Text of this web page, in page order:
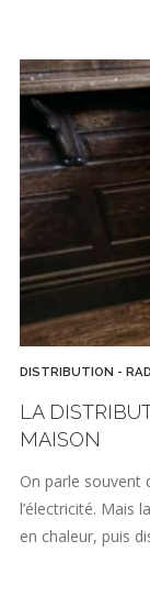
DISTRIBUTION -
LA
MAISON
On parle souvent
l’électricité. Mais
en chaleur, puis